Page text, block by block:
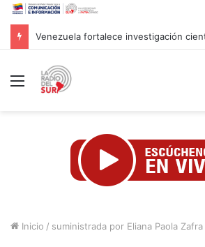
Menú
Inicio / suministrada por Eliana Paola